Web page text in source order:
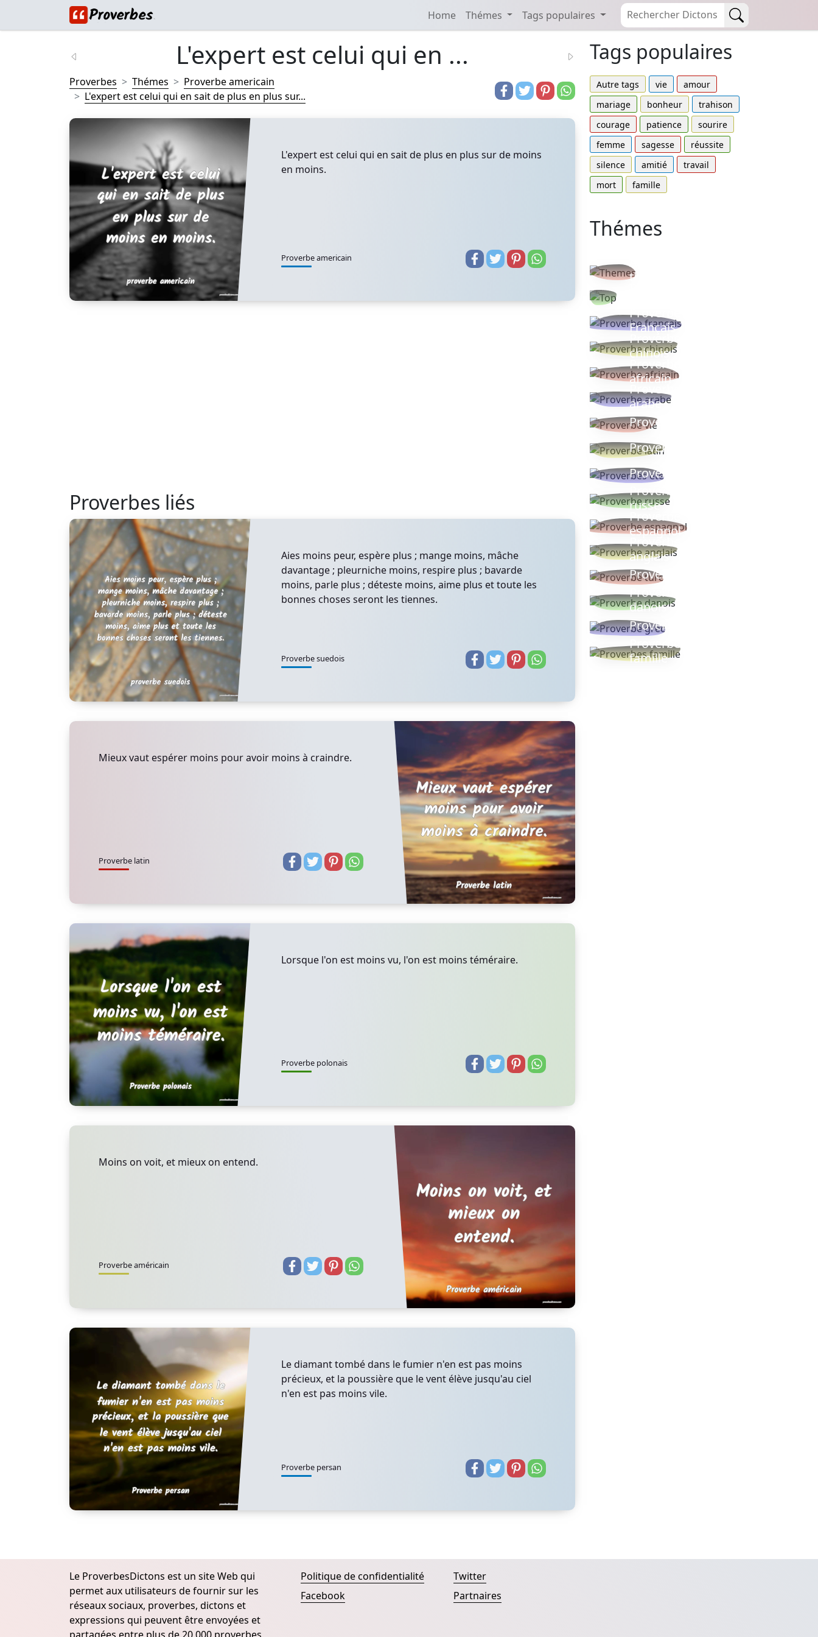
Home Thémes Tags populaires
L'expert est celui qui en ...
Proverbes Thémes
Proverbe americain
L'expert est celui qui en sait de plus en plus sur...
L'expert est celui qui en sait de plus en plus sur de moins
en moins.
Proverbe americain
Proverbes liés
Aies moins peur, espère plus ; mange moins, mâche
davantage ; pleurniche moins, respire plus ; bavarde
moins, parle plus ; déteste moins, aime plus et toute les
bonnes choses seront les tiennes.
Proverbe suedois
Mieux vaut espérer moins pour avoir moins à craindre.
Proverbe latin
Lorsque l'on est moins vu, l'on est moins téméraire.
Proverbe polonais
Moins on voit, et mieux on entend.
Proverbe américain
Le diamant tombé dans le fumier n'en est pas moins
précieux, et la poussière que le vent élève jusqu'au ciel
n'en est pas moins vile.
Proverbe persan
Tags populaires
Autre tags vie
amour
mariage
bonheur
trahison
courage
patience
sourire
femme
sagesse
réussite
silence
amitié
travail
mort
famille
Thémes
thèmes
Proverbe
Français
Proverbe
chinois
Proverbe
africain
Proverbe
arabe
Proverbe vie
Proverbe latin
Proverbes ete
Proverbe
russe
Proverbe
espagnol
Proverbe
anglais
Proverbe turc
Proverbe
danois
Proverbe grec
Proverbes
famille
Le ProverbesDictons est un site Web qui
permet aux utilisateurs de fournir sur les
réseaux sociaux, proverbes, dictons et
expressions qui peuvent être envoyées et
Politique de confidentialité
Facebook
Twitter
Partnaires